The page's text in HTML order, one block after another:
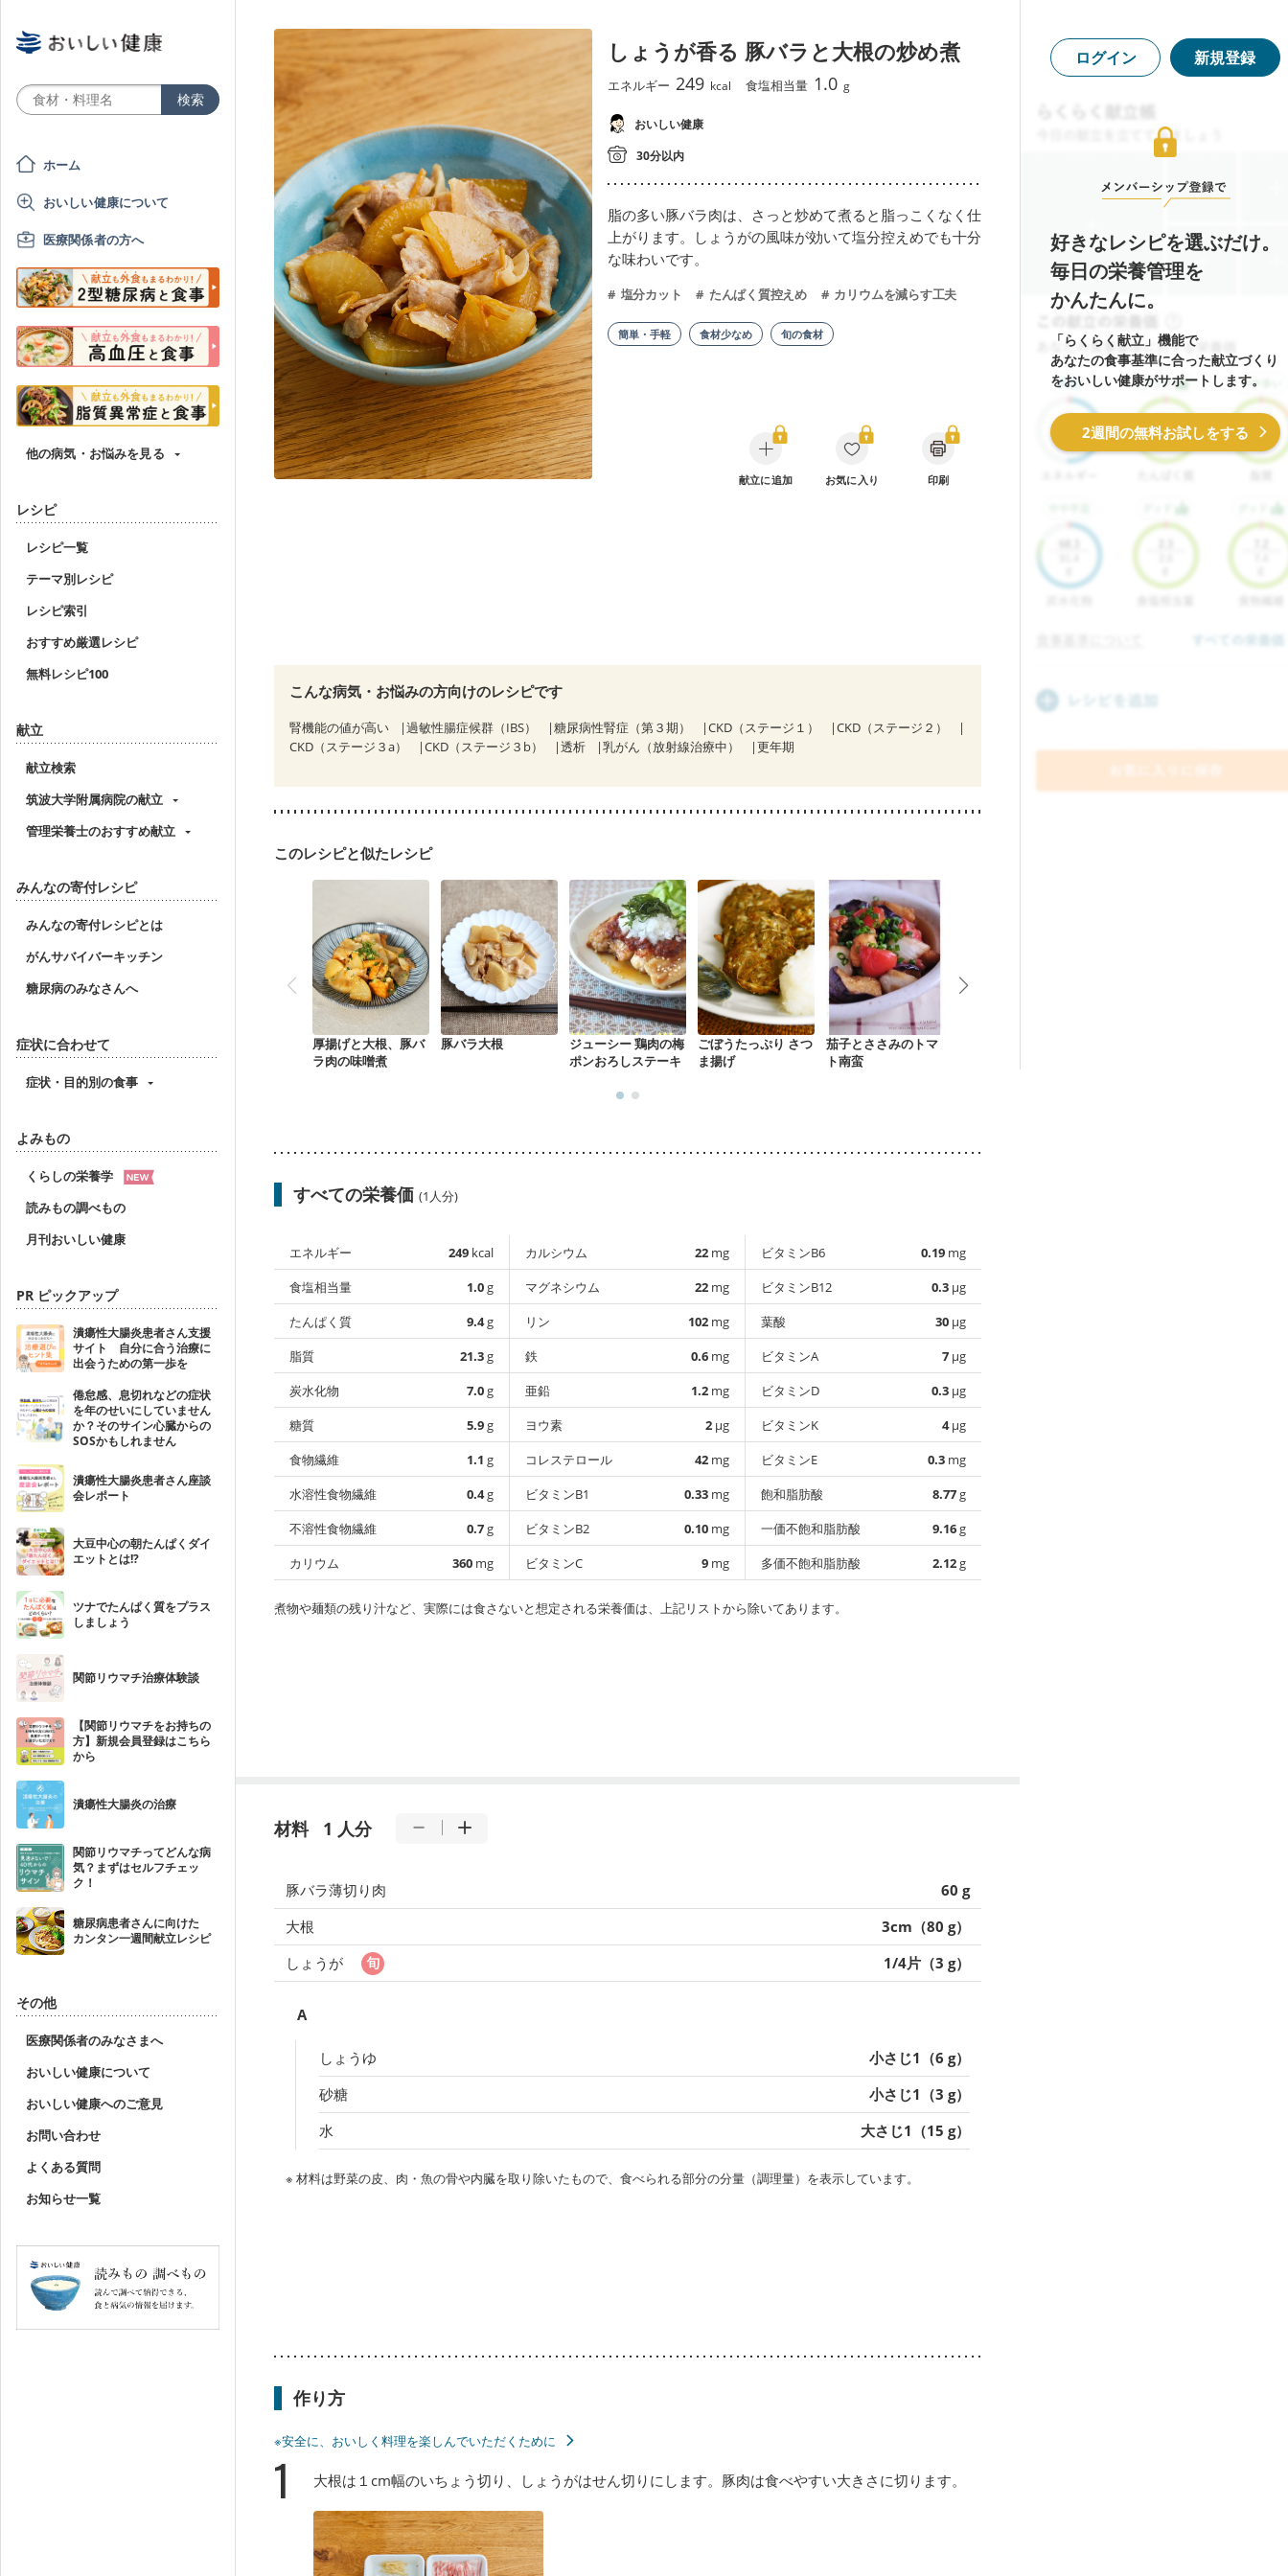
ホーム
おいしい健康について
医療関係者の方へ
他の病気・お悩みを見る
レシピ
レシピ一覧
テーマ別レシピ
レシピ索引
おすすめ厳選レシピ
無料レシピ100
献立
献立検索
筑波大学附属病院の献立
管理栄養士のおすすめ献立
みんなの寄付レシピ
みんなの寄付レシピとは
がんサバイバーキッチン
糖尿病のみなさんへ
症状に合わせて
症状・目的別の食事
よみもの
くらしの栄養学
読みもの調べもの
月刊おいしい健康
PR ピックアップ
潰瘍性大腸炎患者さん支援
サイト 自分に合う治療に
出会うための第一歩を
倦怠感、息切れなどの症状
を年のせいにしていません
か？そのサイン心臓からの
SOSかもしれません
潰瘍性大腸炎患者さん座談
会レポート
大豆中心の朝たんぱくダイ
エットとは!?
ツナでたんぱく質をプラス
しましょう
関節リウマチ治療体験談
【関節リウマチをお持ちの
方】新規会員登録はこちら
から
潰瘍性大腸炎の治療
関節リウマチってどんな病
気？まずはセルフチェッ
ク！
糖尿病患者さんに向けた
カンタン一週間献立レシピ
その他
医療関係者のみなさまへ
おいしい健康について
おいしい健康へのご意見
お問い合わせ
よくある質問
お知らせ一覧
しょうが香る 豚バラと大根の炒め煮
エネルギー 249 kcal 食塩相当量 1.0 g
おいしい健康
30分以内
脂の多い豚バラ肉は、さっと炒めて煮ると脂っこくなく仕
上がります。しょうがの風味が効いて塩分控えめでも十分
な味わいです。
塩分カット たんぱく質控えめ カリウムを減らす工夫
簡単・手軽 食材少なめ 旬の食材
献立に追加 お気に入り 印刷
こんな病気・お悩みの方向けのレシピです
腎機能の値が高い 過敏性腸症候群（IBS） 糖尿病性腎症（第３期） CKD（ステージ１）
CKD（ステージ２）
CKD（ステージ３a）
CKD（ステージ３b） 透析 乳がん（放射線治療中） 更年期
このレシピと似たレシピ
厚揚げと大根、豚バ
ラ肉の味噌煮
豚バラ大根
ジューシー 鶏肉の梅
ポンおろしステーキ
ごぼうたっぷり さつ
ま揚げ
茄子とささみのトマ
ト南蛮
すべての栄養価 (1人分)
エネルギー 249 kcal
食塩相当量
1.0g
たんぱく質
9.4g
脂質
21.3g
炭水化物
7.0g
糖質
5.9g
食物繊維
1.1 g
水溶性食物繊維
0.4g
不溶性食物繊維
0.7g
カリウム
360 mg
カルシウム 22 mg
マグネシウム
22 mg
リン
102 mg
鉄
0.6 mg
亜鉛
1.2 mg
ヨウ素
2 µg
コレステロール
42 mg
ビタミンB1
0.33 mg
ビタミンB2
0.10 mg
ビタミンC
9 mg
ビタミンB6 0.19 mg
ビタミンB12
0.3 µg
葉酸
30 µg
ビタミンA
7 µg
ビタミンD
0.3 µg
ビタミンK
4µg
ビタミンE
0.3 mg
飽和脂肪酸
8.77g
一価不飽和脂肪酸
9.16g
多価不飽和脂肪酸
2.12g
煮物や麺類の残り汁など、実際には食さないと想定される栄養価は、上記リストから除いてあります。
材料 1 人分
豚バラ薄切り肉
60 g
大根
3cm（80 g）
しょうが
1/4片（3 g）
A
しょうゆ
小さじ1（6 g）
砂糖
小さじ1（3 g）
水
大さじ1（15 g）
※ 材料は野菜の皮、肉・魚の骨や内臓を取り除いたもので、食べられる部分の分量（調理量）を表示しています。
作り方
※安全に、おいしく料理を楽しんでいただくために
1 大根は１cm幅のいちょう切り、しょうがはせん切りにします。豚肉は食べやすい大きさに切ります。
ログイン 新規登録
好きなレシピを選ぶだけ。
毎日の栄養管理を
かんたんに。
「らくらく献立」機能で
あなたの食事基準に合った献立づくり
をおいしい健康がサポートします。
2週間の無料お試しをする